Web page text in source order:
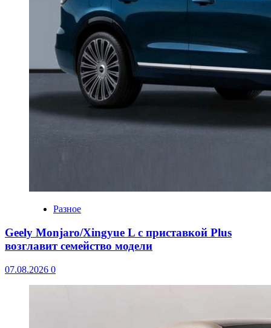
Разное
Geely Monjaro/Xingyue L с приставкой Plus
возглавит семейство модели
07.08.2026 0